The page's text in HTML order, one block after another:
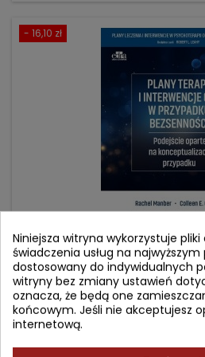
- 16,10 zł
PLANY TERAPII I
Autor: Rachel
Podejście oparte na
Niniejsza witryna wykorzystuje
świadczenia usług na
dostosowany do indywidualnych
witryny bez zmiany ustawień
oznacza, że będą one
końcowym. Jeśli nie akceptujesz
internetową.